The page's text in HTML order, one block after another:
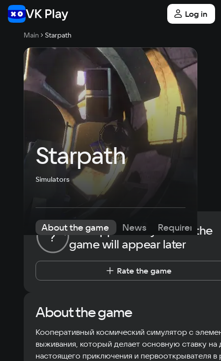
Log in
Main Starpath
Starpath
Simulators
About the game News Requirements
?
The opportunity to rate the
game will appear later
Rate the game
About the game
Кооперативный космический симулятор с
выживания, который делает основную ставку на
настоящего приключения и первооткрывателя в